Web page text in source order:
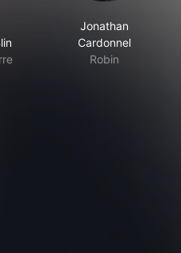
Jonathan
Cardonnel
Robin